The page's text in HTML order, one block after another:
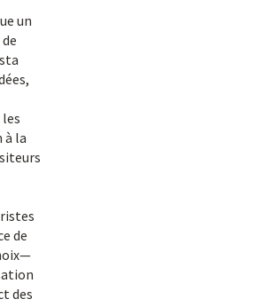
un
à la
de
des